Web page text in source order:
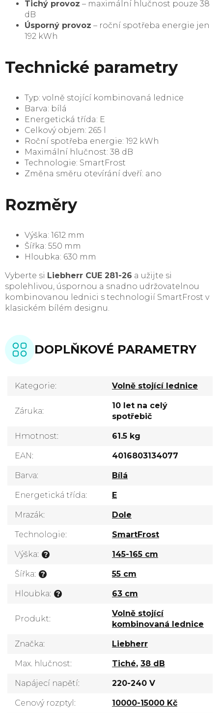
Tichý provoz – maximální hlučnost pouze 38
dB
Úsporný provoz – roční spotřeba energie jen
192 kWh
Technické parametry
Typ: volně stojící kombinovaná lednice
Barva: bílá
Energetická třída: E
Celkový objem: 265 l
Roční spotřeba energie: 192 kWh
Maximální hlučnost: 38 dB
Technologie: SmartFrost
Změna směru otevírání dveří: ano
Rozměry
Výška: 1612 mm
Šířka: 550 mm
Hloubka: 630 mm
Vyberte si Liebherr CUE 281-26 a užijte si
spolehlivou, úspornou a snadno udržovatelnou
kombinovanou lednici s technologií SmartFrost v
klasickém bílém designu.
DOPLŇKOVÉ PARAMETRY
Kategorie: Volně stojící lednice
Záruka:
10 let na celý
spotřebič
Hmotnost: 61.5 kg
EAN: 4016803134077
Barva: Bílá
Energetická třída: E
Mrazák: Dole
Technologie: SmartFrost
?
Výška: 145-165 cm
?
Šířka: 55 cm
?
Hloubka: 63 cm
Produkt:
Volně stojící
kombinovaná lednice
Značka: Liebherr
Max. hlučnost: Tiché, 38 dB
Napájecí napětí: 220-240 V
Cenový rozptyl : 10000-15000 Kč